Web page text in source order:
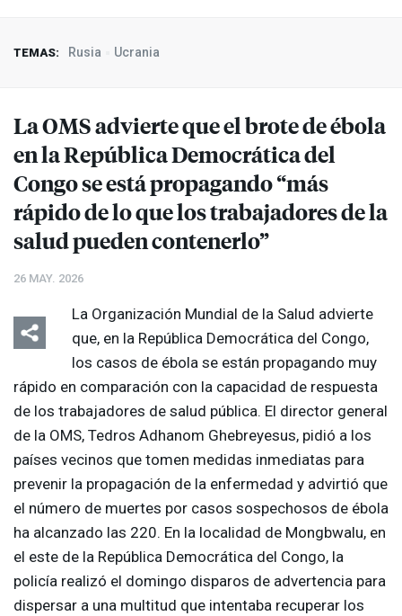
TEMAS: Rusia Ucrania
LaOMSadvierte que el brote de ébola
en la República Democrática del
Congo se está propagando “más
rápido de lo que los trabajadores de la
salud pueden contenerlo”
26 MAY. 2026
La Organización Mundial de la Salud advierte
que, en la República Democrática del Congo,
los casos de ébola se están propagando muy
rápido en comparación con la capacidad de respuesta
de los trabajadores de salud pública. El director general
de la OMS, Tedros Adhanom Ghebreyesus, pidió a los
países vecinos que tomen medidas inmediatas para
prevenir la propagación de la enfermedad y advirtió que
el número de muertes por casos sospechosos de ébola
ha alcanzado las 220. En la localidad de Mongbwalu, en
el este de la República Democrática del Congo, la
policía realizó el domingo disparos de advertencia para
dispersar a una multitud que intentaba recuperar los